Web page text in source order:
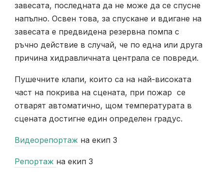
завесата, последната да не може да се спусне
напълно. Освен това, за спускане и вдигане на
завесата е предвидена резервна помпа с
ръчно действие в случай, че по една или друга
причина хидравличната централа се повреди.
Пушечните клапи, които са на най-високата
част на покрива на сцената, при пожар се
отварят автоматично, щом температурата в
сцената достигне един определен градус.
Видеорепортаж на екип 3
Репортаж на екип 3